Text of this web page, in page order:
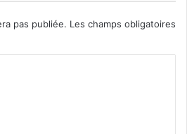
pas publiée. Les champs obligatoires